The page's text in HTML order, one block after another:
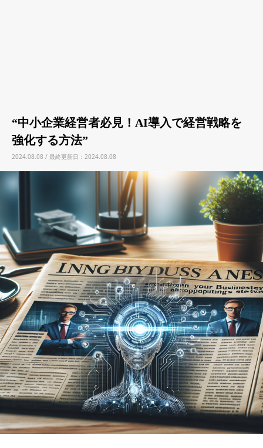
“中小企業経営者必見！AI導入で経営戦略を
強化する方法”
2024.08.08 / 最終更新日：2024.08.08